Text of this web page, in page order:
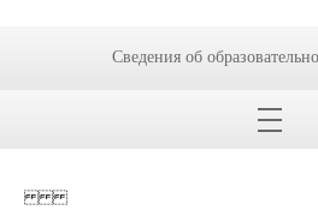
Опубликовано на сайте
Сведения об